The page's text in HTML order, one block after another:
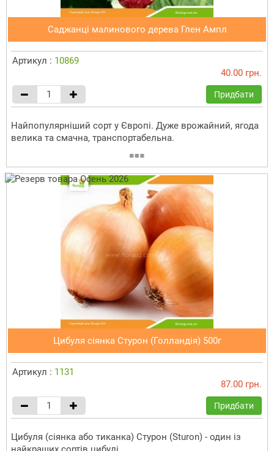
Саджанці малинового дерева Глен Ампл
Артикул : 10869
40.00 грн.
Придбати
Найпопулярніший сорт у Європі. Дуже врожайний, ягода
велика та смачна, транспортабельна.
Цибуля сіянка Стурон (Голландія) 500г
Артикул : 1131
87.00 грн.
Придбати
Цибуля (сіянка або тиканка) Стурон (Sturon) - один із